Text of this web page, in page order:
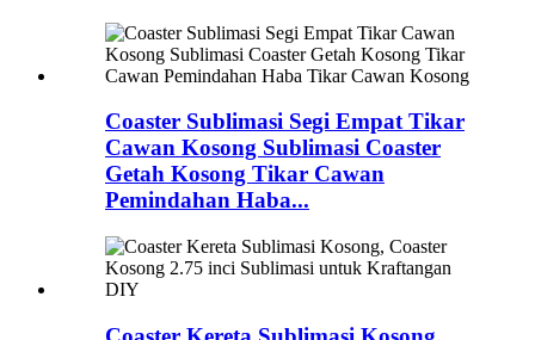
Coaster Sublimasi Segi Empat Tikar
Cawan Kosong Sublimasi Coaster
Getah Kosong Tikar Cawan
Pemindahan Haba...